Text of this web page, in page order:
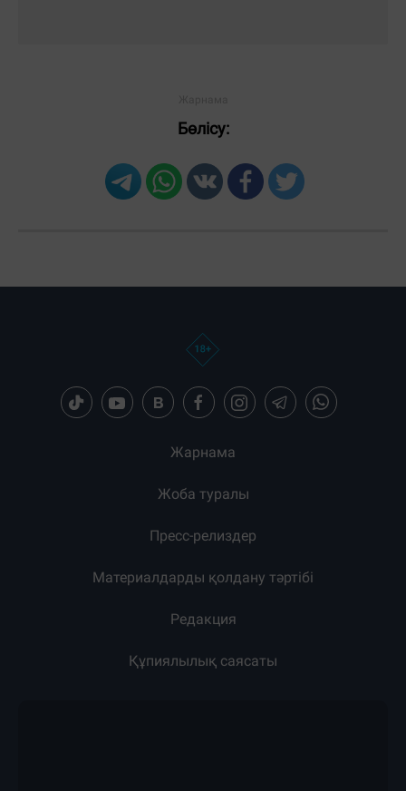
Бөлісу:
Жарнама
Жоба туралы
Пресс-релиздер
Материалдарды қолдану тәртібі
Редакция
Құпиялылық саясаты